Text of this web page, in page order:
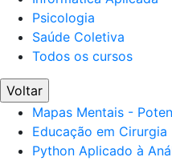
Psicologia
Saúde Coletiva
Todos os cursos
Voltar
Mapas Mentais -
Educação em Cirurgia
Python Aplicado à